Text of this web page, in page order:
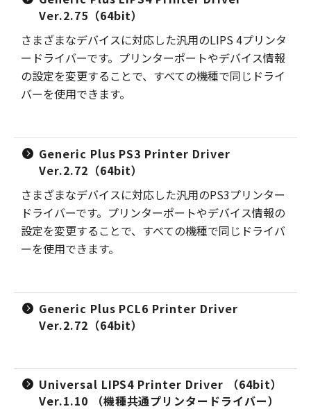
Ver.2.75（64bit）
さまざまなデバイスに対応した汎用のLIPS 4プリンタ
ードライバーです。プリンターポートやデバイス情報
の設定を変更することで、すべての機種で同じドライ
バーを使用できます。
Generic Plus PS3 Printer Driver
Ver.2.72（64bit）
さまざまなデバイスに対応した汎用のPS3プリンター
ドライバーです。プリンターポートやデバイス情報の
設定を変更することで、すべての機種で同じドライバ
ーを使用できます。
Generic Plus PCL6 Printer Driver
Ver.2.72（64bit）
Universal LIPS4 Printer Driver （64bit）
Ver.1.10 （機種共通プリンタードライバー）